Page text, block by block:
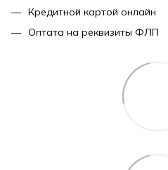
Кредитной картой онлайн
Оптата на реквизиты ФЛП